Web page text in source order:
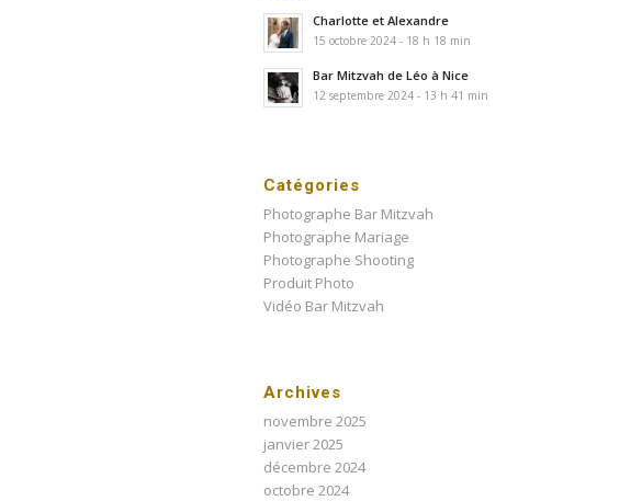
Charlotte et Alexandre
15 octobre 2024 - 18 h 18 min
Bar Mitzvah de Léo à Nice
12 septembre 2024 - 13 h 41 min
Catégories
Photographe Bar Mitzvah
Photographe Mariage
Photographe Shooting
Produit Photo
Vidéo Bar Mitzvah
Archives
novembre 2025
janvier 2025
décembre 2024
octobre 2024